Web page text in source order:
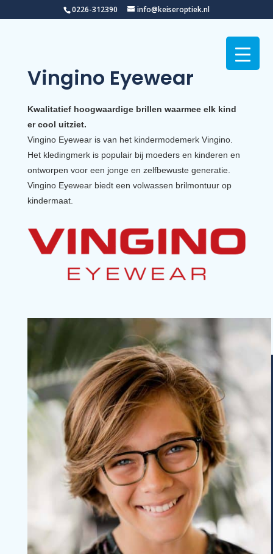
0226-312390 info@keiseroptiek.nl
Vingino Eyewear
Kwalitatief hoogwaardige brillen waarmee elk kind
er cool uitziet.
Vingino Eyewear is van het kindermodemerk Vingino.
Het kledingmerk is populair bij moeders en kinderen en
ontworpen voor een jonge en zelfbewuste generatie.
Vingino Eyewear biedt een volwassen brilmontuur op
kindermaat.